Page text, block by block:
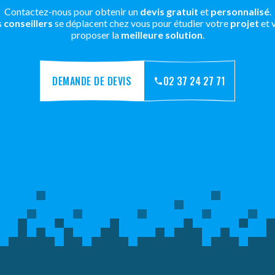
Contactez-nous pour obtenir un devis gratuit et personnalisé.
conseillers se déplacent chez vous pour étudier votre projet et
proposer la meilleure solution.
DEMANDE DE DEVIS 02 37 24 27 71